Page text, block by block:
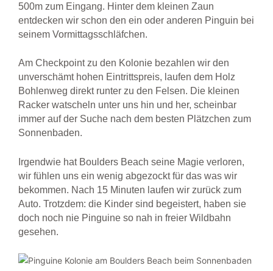
500m zum Eingang. Hinter dem kleinen Zaun
entdecken wir schon den ein oder anderen Pinguin bei
seinem Vormittagsschläfchen.
Am Checkpoint zu den Kolonie bezahlen wir den
unverschämt hohen Eintrittspreis, laufen dem Holz
Bohlenweg direkt runter zu den Felsen. Die kleinen
Racker watscheln unter uns hin und her, scheinbar
immer auf der Suche nach dem besten Plätzchen zum
Sonnenbaden.
Irgendwie hat Boulders Beach seine Magie verloren,
wir fühlen uns ein wenig abgezockt für das was wir
bekommen. Nach 15 Minuten laufen wir zurück zum
Auto. Trotzdem: die Kinder sind begeistert, haben sie
doch noch nie Pinguine so nah in freier Wildbahn
gesehen.